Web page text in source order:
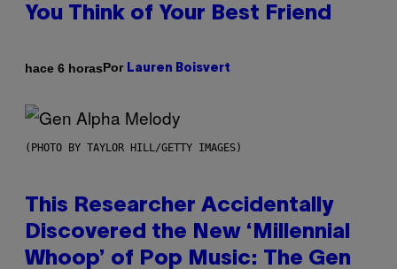
You Think of Your Best Friend
hace 6 horasPor Lauren Boisvert
(PHOTO BY TAYLOR HILL/GETTY IMAGES)
This Researcher Accidentally
Discovered the New ‘Millennial
Whoop’ of Pop Music: The Gen